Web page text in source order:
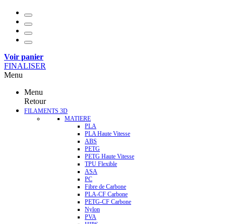
Voir panier
FINALISER
Menu
Menu
Retour
FILAMENTS 3D
MATIERE
PLA
PLA Haute Vitesse
ABS
PETG
PETG Haute Vitesse
TPU Flexible
ASA
PC
Fibre de Carbone
PLA-CF Carbone
PETG-CF Carbone
Nylon
PVA